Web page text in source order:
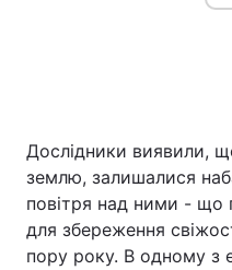
Дослідники виявили,
землю, залишалися
повітря над ними - що
для збереження
пору року. В одному з